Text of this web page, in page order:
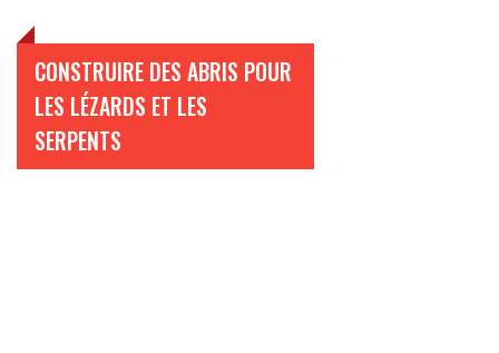
CONSTRUIRE DES ABRIS POUR
LES LÉZARDS ET LES
SERPENTS